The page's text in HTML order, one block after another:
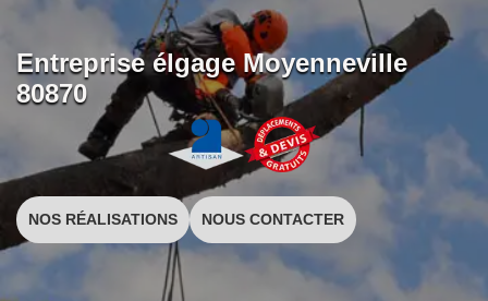
Entreprise élgage Moyenneville
80870
NOS RÉALISATIONS NOUS CONTACTER